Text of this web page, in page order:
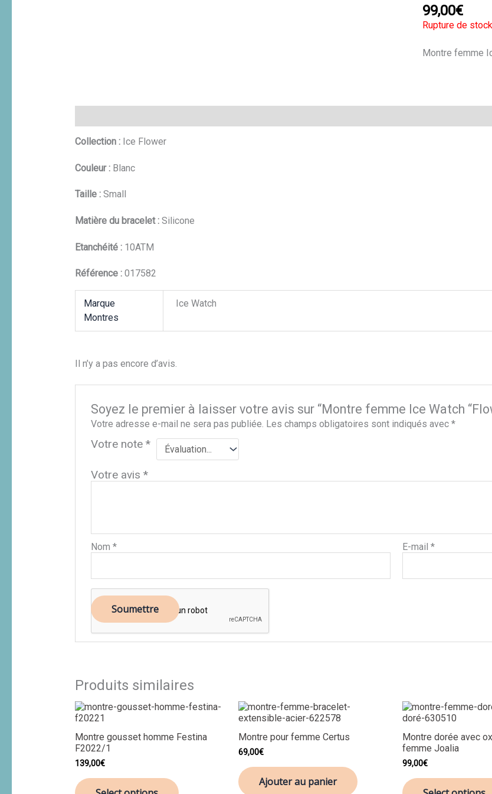
99,00€
Rupture de stock
Montre femme
Collection : Ice Flower
Couleur : Blanc
Taille : Small
Matière du bracelet : Silicone
Etanchéité : 10ATM
Référence : 017582
Marque
Montres
Ice Watch
Il n’y a pas encore d’avis.
Soyez le premier à laisser votre avis sur “Montre femme Ice Watch
Votre adresse e-mail ne sera pas publiée. Les champs obligatoires sont indiqués avec*
Votre note*
Votre avis*
Nom* E-mail*
Produits similaires
Montre gousset homme Festina
F2022/1
139,00€
Montre pour femme Certus
69,00€
Ajouter au panier
Montre dorée avec
femme Joalia
99,00€